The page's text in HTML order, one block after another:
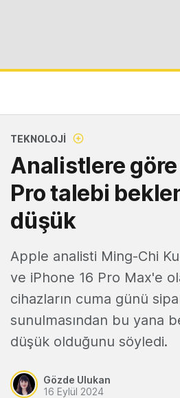
TEKNOLOJI
Analistlere
Pro talebi
düşük
Apple analisti Ming-Chi
ve iPhone 16 Pro Max'e
cihazların cuma günü
sunulmasından bu yana
düşük olduğunu söyledi.
Gözde Ulukan
16 Eylül 2024